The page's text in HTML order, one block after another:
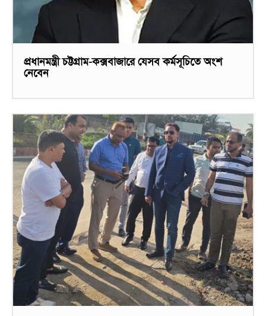
প্রধানমন্ত্রী চট্টগ্রাম-কক্সবাজারে যেসব কর্মসূচিতে অংশ
নেবেন